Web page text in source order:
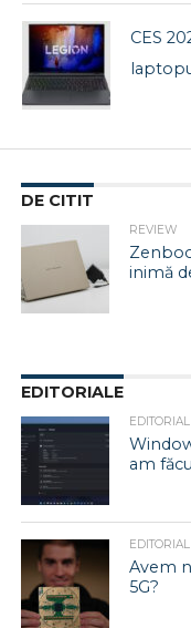
CES
DE CITIT
REVIEW
inimă
EDITORIALE
EDITORIAL
am
EDITORIAL
Avem
5G?